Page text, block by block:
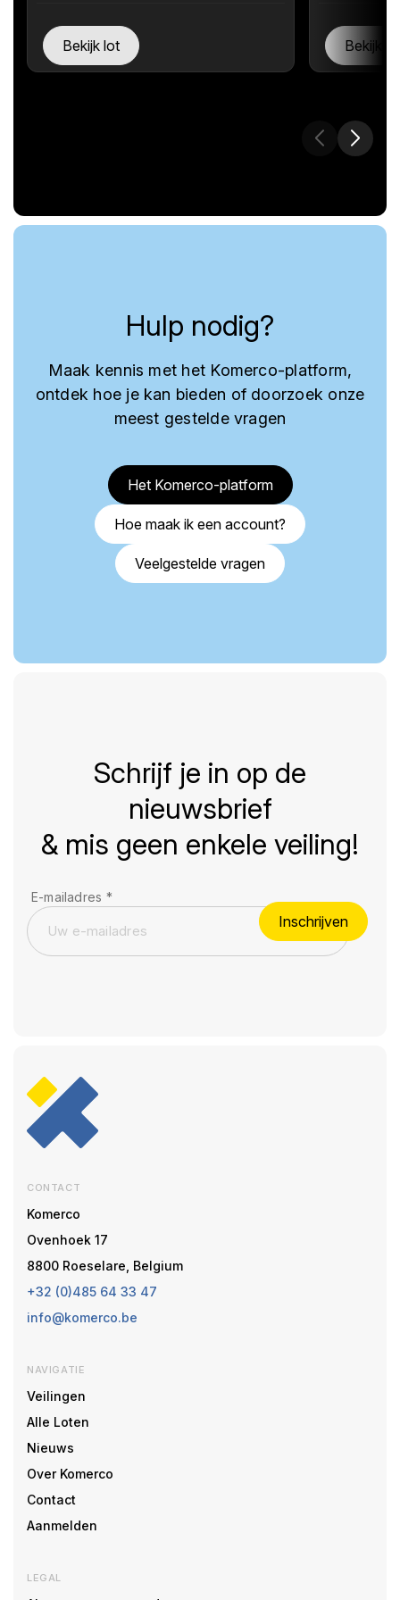
Bekijk lot Bekijk
Hulp nodig?
Maak kennis met het Komerco-platform,
ontdek hoe je kan bieden of doorzoek onze
meest gestelde vragen
Het Komerco-platform
Hoe maak ik een account?
Veelgestelde vragen
Schrijf je in op de
nieuwsbrief
& mis geen enkele veiling!
E-mailadres *
Inschrijven
CONTACT
Komerco
Ovenhoek 17
8800 Roeselare, Belgium
+32 (0)485 64 33 47
info@komerco.be
NAVIGATIE
Veilingen
Alle Loten
Nieuws
Over Komerco
Contact
Aanmelden
LEGAL